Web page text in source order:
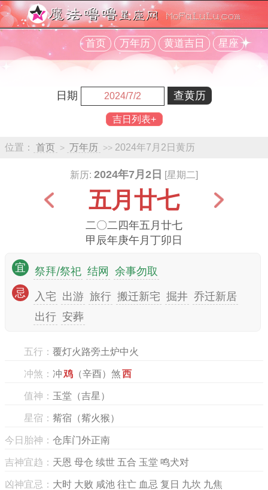
首页 万年历 黄道吉日 星座
日期
吉日列表+
位置： 首页 > 万年历 >> 2024年7月2日黄历
新历: 2024年7月2日 [星期二]
五月廿七
二〇二四年五月廿七
甲辰年庚午月丁卯日
宜 祭拜/祭祀 结网 余事勿取
忌 入宅 出游 旅行 搬迁新宅 掘井 乔迁新居
出行 安葬
五行： 覆灯火路旁土炉中火
冲煞： 冲鸡 （辛酉）煞西
值神： 玉堂（吉星）
星宿： 觜宿（觜火猴）
今日胎神： 仓库门外正南
吉神宜趋： 天恩 母仓 续世 五合 玉堂 鸣犬对
凶神宜忌： 大时 大败 咸池 往亡 血忌 复日 九坎 九焦